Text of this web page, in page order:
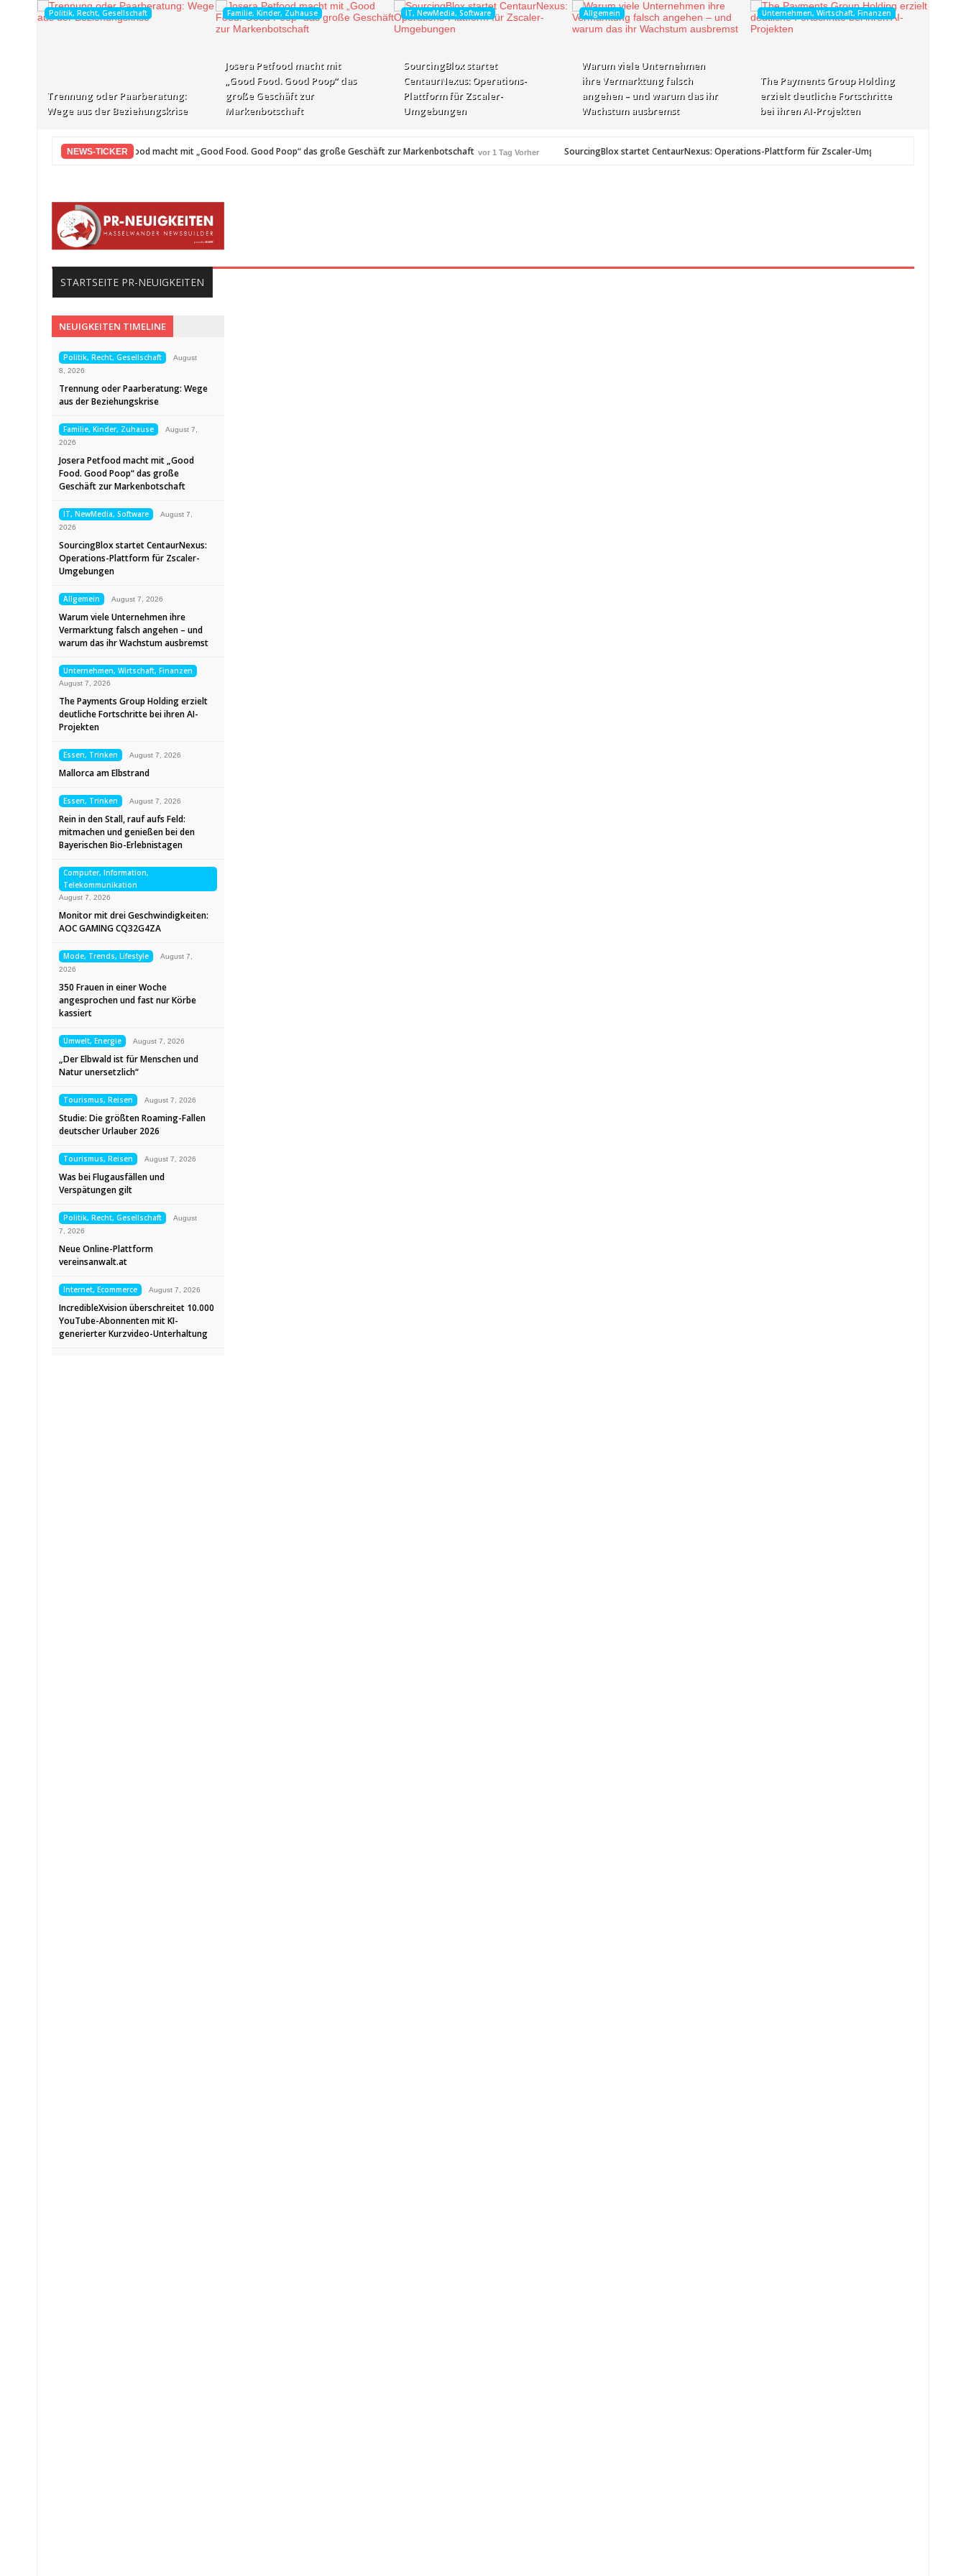
Politik, Recht, Gesellschaft
Trennung oder Paarberatung:
Wege aus der Beziehungskrise
Familie, Kinder, Zuhause
Josera Petfood macht mit
„Good Food. Good Poop“ das
große Geschäft zur
Markenbotschaft
IT, NewMedia, Software
SourcingBlox startet
CentaurNexus: Operations-
Plattform für Zscaler-
Umgebungen
Allgemein
Warum viele Unternehmen
ihre Vermarktung falsch
angehen – und warum das ihr
Wachstum ausbremst
Unternehmen, Wirtschaft, Finanzen
The Payments Group Holding
erzielt deutliche Fortschritte
bei ihren AI-Projekten
NEWS-TICKER
Josera Petfood macht mit „Good Food. Good Poop“ das große Geschäft zur Markenbotschaft vor 1 Tag Vorher SourcingBlox startet CentaurNexus: Operations-Plattform für Zscaler-Umgebungen
STARTSEITE PR-NEUIGKEITEN
NEUIGKEITEN TIMELINE
Politik, Recht, Gesellschaft
August
8, 2026
Trennung oder Paarberatung: Wege
aus der Beziehungskrise
Familie, Kinder, Zuhause
August 7,
2026
Josera Petfood macht mit „Good
Food. Good Poop“ das große
Geschäft zur Markenbotschaft
IT, NewMedia, Software
August 7,
2026
SourcingBlox startet CentaurNexus:
Operations-Plattform für Zscaler-
Umgebungen
Allgemein August 7, 2026
Warum viele Unternehmen ihre
Vermarktung falsch angehen – und
warum das ihr Wachstum ausbremst
Unternehmen, Wirtschaft, Finanzen
August 7, 2026
The Payments Group Holding erzielt
deutliche Fortschritte bei ihren AI-
Projekten
Essen, Trinken August 7, 2026
Mallorca am Elbstrand
Essen, Trinken August 7, 2026
Rein in den Stall, rauf aufs Feld:
mitmachen und genießen bei den
Bayerischen Bio-Erlebnistagen
Computer, Information,
Telekommunikation
August 7, 2026
Monitor mit drei Geschwindigkeiten:
AOC GAMING CQ32G4ZA
Mode, Trends, Lifestyle
August 7,
2026
350 Frauen in einer Woche
angesprochen und fast nur Körbe
kassiert
Umwelt, Energie August 7, 2026
„Der Elbwald ist für Menschen und
Natur unersetzlich“
Tourismus, Reisen August 7, 2026
Studie: Die größten Roaming-Fallen
deutscher Urlauber 2026
Tourismus, Reisen August 7, 2026
Was bei Flugausfällen und
Verspätungen gilt
Politik, Recht, Gesellschaft
August
7, 2026
Neue Online-Plattform
vereinsanwalt.at
Internet, Ecommerce August 7, 2026
IncredibleXvision überschreitet 10.000
YouTube-Abonnenten mit KI-
generierter Kurzvideo-Unterhaltung